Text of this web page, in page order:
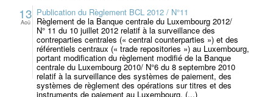
13
Aoû
Publication du Règlement BCL 2012 / N°11
Règlement de la Banque centrale du Luxembourg 2012/
N° 11 du 10 juillet 2012 relatif à la surveillance des
contreparties centrales (« central counterparties ») et des
référentiels centraux (« trade repositories ») au Luxembourg,
portant modification du règlement modifié de la Banque
centrale du Luxembourg 2010/ N°6 du 8 septembre 2010
relatif à la surveillance des systèmes de paiement, des
systèmes de règlement des opérations sur titres et des
instruments de paiement au Luxembourg. (...)